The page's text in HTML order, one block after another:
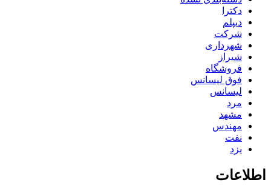
دکترا
دیپلم
شرکت
شهرداری
شیراز
فروشگاه
فوق لیسانس
لیسانس
مرد
مشهد
مهندس
نفت
یزد
اطلاعات